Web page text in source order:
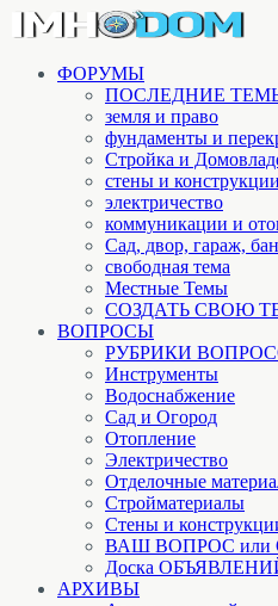
ФОРУМЫ
ПОСЛЕДНИЕ
земля и право
фундаменты и
Стройка и
стены и конструкции
электричество
коммуникации и
Cад, двор, гараж,
свободная тема
Местные Темы
СОЗДАТЬ СВОЮ
ВОПРОСЫ
РУБРИКИ
Инструменты
Водоснабжение
Сад и Огород
Отопление
Электричество
Отделочные
Стройматериалы
Стены и
ВАШ ВОПРОС или
Доска
АРХИВЫ